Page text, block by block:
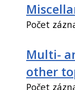
Počet
Multi-
other
Počet